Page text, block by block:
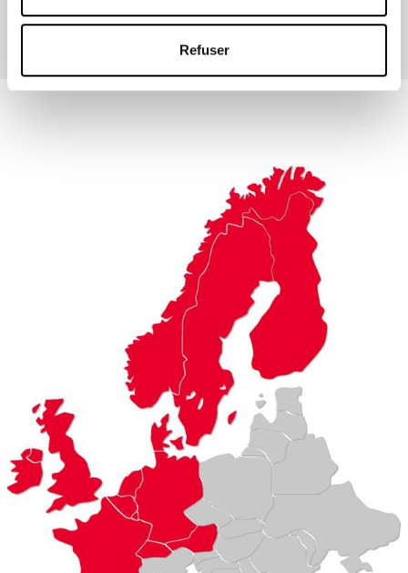
Refuser
Infrastructure, énergie et transport